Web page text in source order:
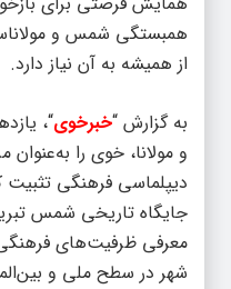
همبستگی شمس و
از همیشه به آن نیاز دارد.
به گزارش “خبرخوی“،
و مولانا، خوی را
دیپلماسی فرهنگی تثبیت
جایگاه تاریخی شمس
معرفی ظرفیت‌های
شهر در سطح ملی و